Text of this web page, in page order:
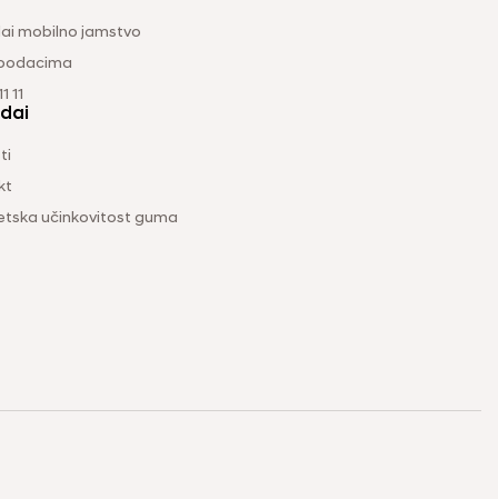
mobilno jamstvo
11
učinkovitost guma